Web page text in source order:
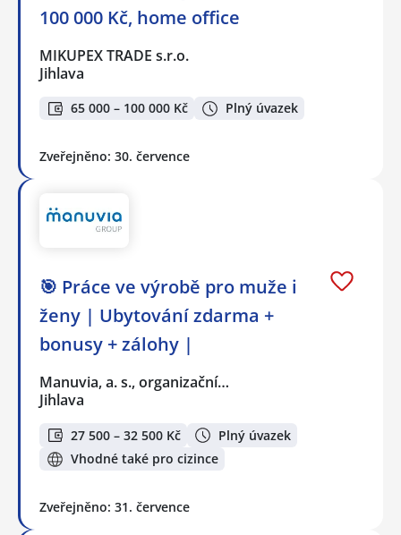
100 000 Kč, home office
MIKUPEX TRADE s.r.o.
Jihlava
65 000 – 100 000 Kč Plný úvazek
Zveřejněno: 30. července
🎯 Práce ve výrobě pro muže i
ženy | Ubytování zdarma +
bonusy + zálohy |
Manuvia, a. s., organizační…
Jihlava
27 500 – 32 500 Kč
Plný úvazek
Vhodné také pro cizince
Zveřejněno: 31. července